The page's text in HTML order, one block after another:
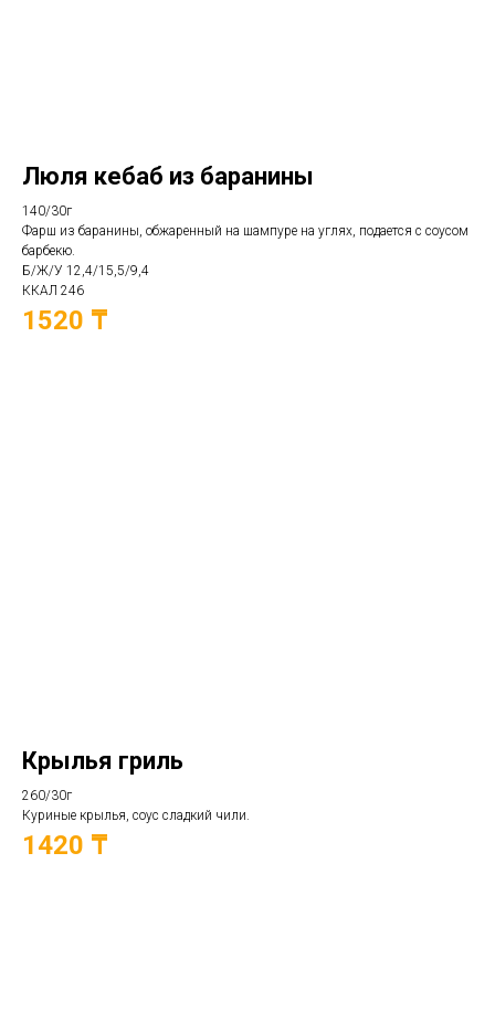
Люля кебаб из баранины
140/30г
Фарш из баранины, обжаренный на шампуре на углях, подается с соусом
барбекю.
Б/Ж/У 12,4/15,5/9,4
ККАЛ 246
1520 ₸
Крылья гриль
260/30г
Куриные крылья, соус сладкий чили.
1420 ₸